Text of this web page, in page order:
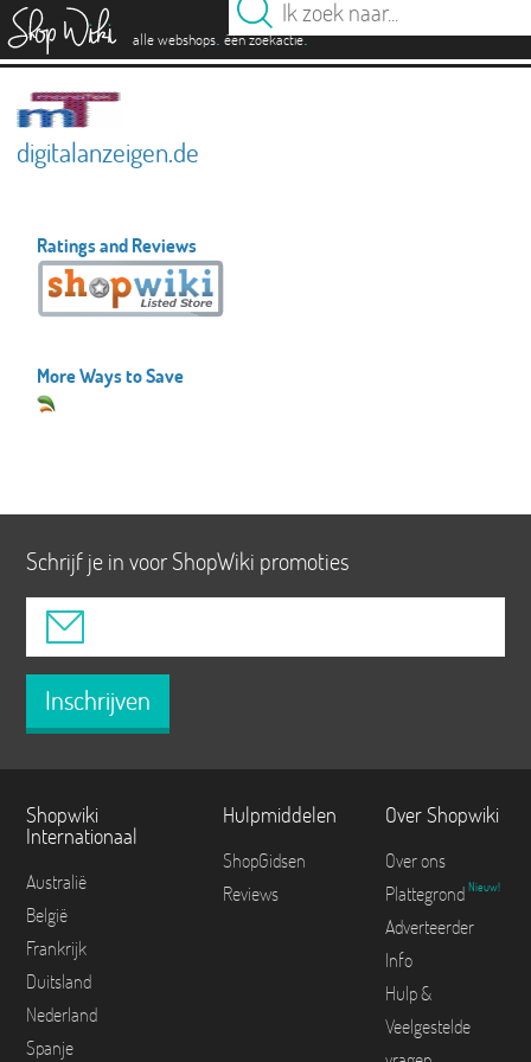
alle webshops. één zoekactie.
digitalanzeigen.de
Ratings and Reviews
More Ways to Save
Schrijf je in voor ShopWiki promoties
Inschrijven
Shopwiki
Internationaal
Australië
België
Frankrijk
Duitsland
Nederland
Spanje
Hulpmiddelen
ShopGidsen
Reviews
Over Shopwiki
Over ons
Plattegrond Nieuw!
Adverteerder
Info
Hulp &
Veelgestelde